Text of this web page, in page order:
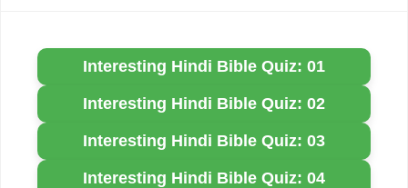
Interesting Hindi Bible Quiz: 01
Interesting Hindi Bible Quiz: 02
Interesting Hindi Bible Quiz: 03
Interesting Hindi Bible Quiz: 04